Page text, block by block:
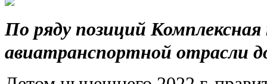
По ряду позиций
авиатранспортной отрасли